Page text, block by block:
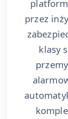
przez
klasy